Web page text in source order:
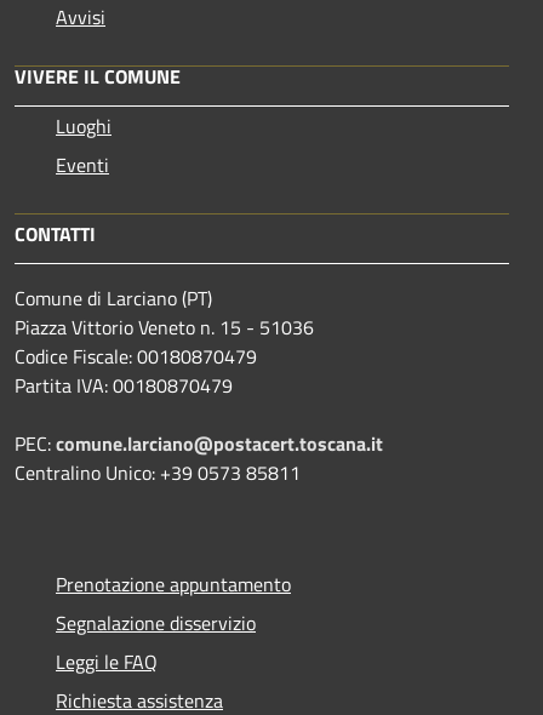
Avvisi
VIVERE IL COMUNE
Luoghi
Eventi
CONTATTI
Comune di Larciano (PT)
Piazza Vittorio Veneto n. 15 - 51036
Codice Fiscale: 00180870479
Partita IVA: 00180870479
PEC:comune.larciano@postacert.toscana.it
Centralino Unico: +39 0573 85811
Prenotazione appuntamento
Segnalazione disservizio
Leggi le FAQ
Richiesta assistenza